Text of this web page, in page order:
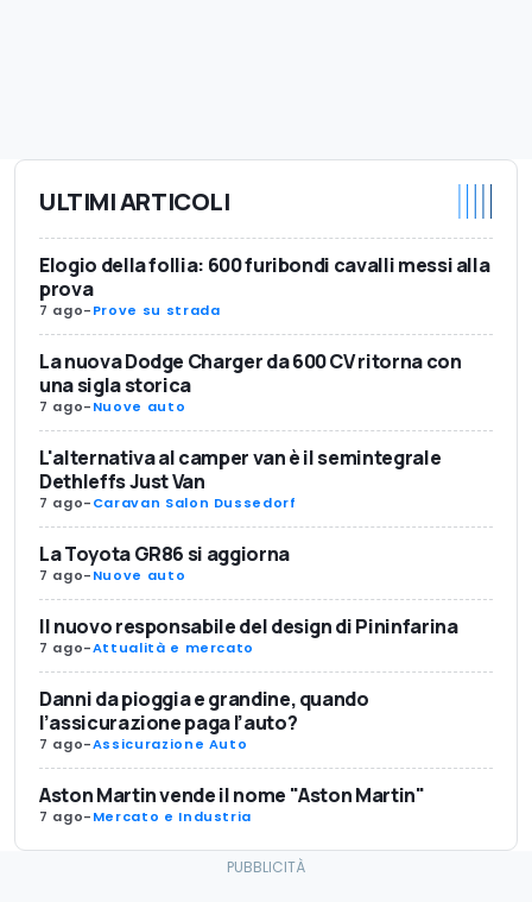
ULTIMI ARTICOLI
Elogio della follia: 600 furibondi cavalli messi alla
prova
7 ago-Prove su strada
La nuova Dodge Charger da 600 CV ritorna con
una sigla storica
7 ago-Nuove auto
L'alternativa al camper van è il semintegrale
Dethleffs Just Van
7 ago-Caravan Salon Dussedorf
La Toyota GR86 si aggiorna
7 ago-Nuove auto
Il nuovo responsabile del design di Pininfarina
7 ago-Attualità e mercato
Danni da pioggia e grandine, quando
l’assicurazione paga l’auto?
7 ago-Assicurazione Auto
Aston Martin vende il nome "Aston Martin"
7 ago-Mercato e Industria